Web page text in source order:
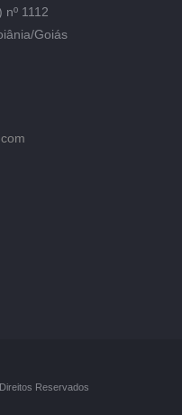
1112
Goiás
Reservados